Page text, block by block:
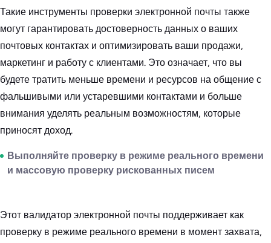
Такие инструменты проверки электронной почты также
могут гарантировать достоверность данных о ваших
почтовых контактах и оптимизировать ваши продажи,
маркетинг и работу с клиентами. Это означает, что вы
будете тратить меньше времени и ресурсов на общение с
фальшивыми или устаревшими контактами и больше
внимания уделять реальным возможностям, которые
приносят доход.
Выполняйте проверку в режиме реального времени
и массовую проверку рискованных писем
Этот валидатор электронной почты поддерживает как
проверку в режиме реального времени в момент захвата,